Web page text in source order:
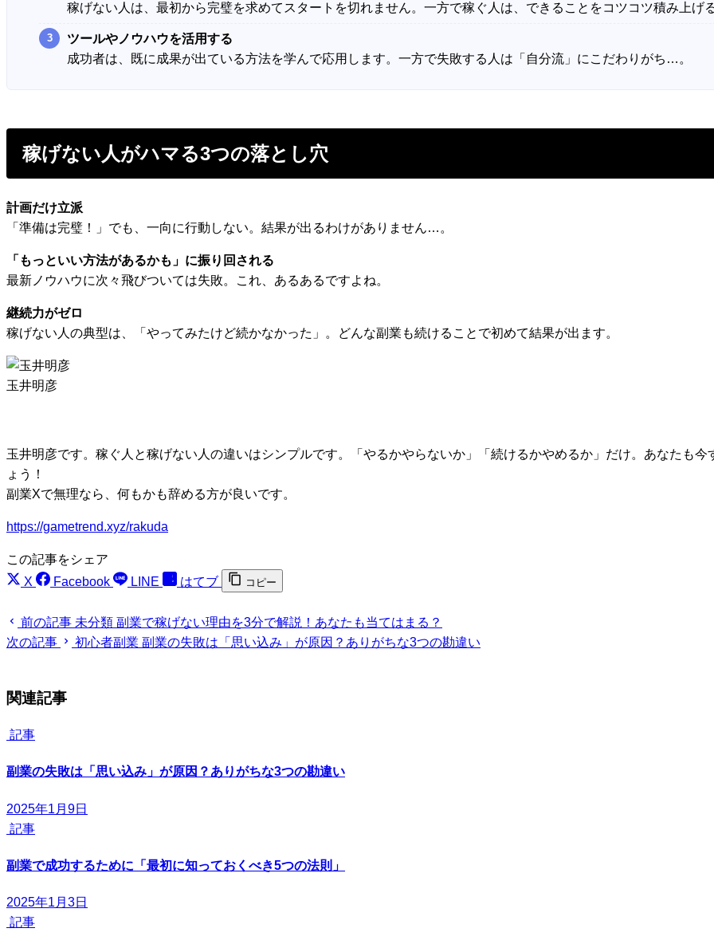
稼げない人は、最初から完璧を求めてスタートを切れません。一方で稼ぐ人は、できることをコツコツ積み上げ
ツールやノウハウを活用する
成功者は、既に成果が出ている方法を学んで応用します。一方で失敗する人は「自分流」にこだわりがち…。
稼げない人がハマる3つの落とし穴
計画だけ立派
「準備は完璧！」でも、一向に行動しない。結果が出るわけがありません…。
「もっといい方法があるかも」に振り回される
最新ノウハウに次々飛びついては失敗。これ、あるあるですよね。
継続力がゼロ
稼げない人の典型は、「やってみたけど続かなかった」。どんな副業も続けることで初めて結果が出ます。
玉井明彦
玉井明彦です。稼ぐ人と稼げない人の違いはシンプルです。「やるかやらないか」「続けるかやめるか」だけ。あなたも
ょう！
副業Xで無理なら、何もかも辞める方が良いです。
https://gametrend.xyz/rakuda
この記事をシェア
X
Facebook LINE はてブ コピー
前の記事 未分類 副業で稼げない理由を3分で解説！あなたも当てはまる？
次の記事
初心者副業 副業の失敗は「思い込み」が原因？ありがちな3つの勘違い
関連記事
記事
副業の失敗は「思い込み」が原因？ありがちな3つの勘違い
2025年1月9日
記事
副業で成功するために「最初に知っておくべき5つの法則」
2025年1月3日
記事